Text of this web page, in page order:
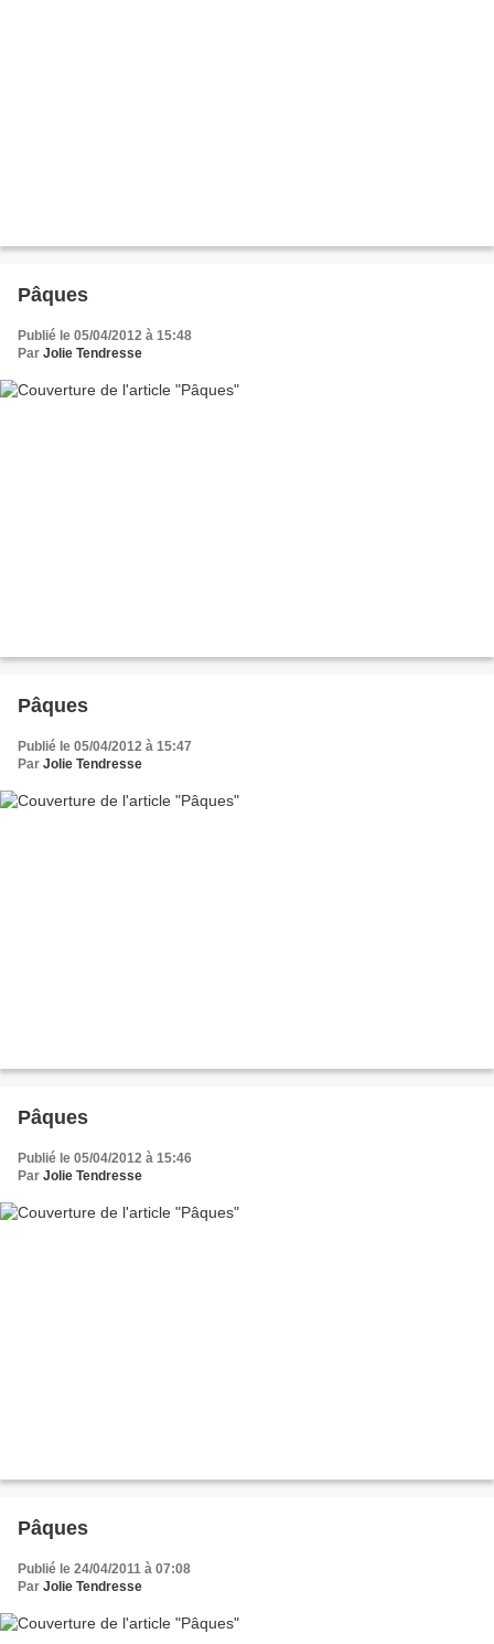
Pâques
Publié le 05/04/2012 à 15:48
Par Jolie Tendresse
Pâques
Publié le 05/04/2012 à 15:47
Par Jolie Tendresse
Pâques
Publié le 05/04/2012 à 15:46
Par Jolie Tendresse
Pâques
Publié le 24/04/2011 à 07:08
Par Jolie Tendresse